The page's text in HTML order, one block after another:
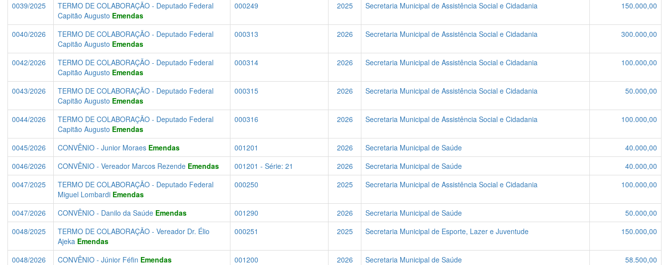
0039/2025
TERMO DE COLABORAÇÃO - Deputado Federal
Capitão Augusto Emendas
000249 2025 Secretaria Municipal de Assistência Social e Cidadania 150.000,00
0040/2026
TERMO DE COLABORAÇÃO - Deputado Federal
Capitão Augusto Emendas
000313 2026 Secretaria Municipal de Assistência Social e Cidadania 300.000,00
0042/2026
TERMO DE COLABORAÇÃO - Deputado Federal
Capitão Augusto Emendas
000314 2026 Secretaria Municipal de Assistência Social e Cidadania 100.000,00
0043/2026
TERMO DE COLABORAÇÃO - Deputado Federal
Capitão Augusto Emendas
000315 2026 Secretaria Municipal de Assistência Social e Cidadania 50.000,00
0044/2026
TERMO DE COLABORAÇÃO - Deputado Federal
Capitão Augusto Emendas
000316 2026 Secretaria Municipal de Assistência Social e Cidadania 100.000,00
0045/2026 CONVÊNIO - Junior Moraes Emendas 001201 2026 Secretaria Municipal de Saúde
40.000,00
0046/2026
CONVÊNIO - Vereador Marcos Rezende Emendas 001201 - Série: 21 2026 Secretaria Municipal de Saúde
40.000,00
0047/2025
TERMO DE COLABORAÇÃO - Deputado Federal
Miguel Lombardi Emendas
000250 2025 Secretaria Municipal de Assistência Social e Cidadania 100.000,00
0047/2026 CONVÊNIO - Danilo da Saúde Emendas 001290 2026 Secretaria Municipal de Saúde
50.000,00
0048/2025
TERMO DE COLABORAÇÃO - Vereador Dr. Élio
Ajeka Emendas
000251 2025 Secretaria Municipal de Esporte, Lazer e Juventude 150.000,00
0048/2026 CONVÊNIO - Júnior Féfin Emendas 001200 2026 Secretaria Municipal de Saúde
58.500,00